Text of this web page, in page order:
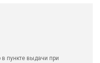
пункте выдачи при